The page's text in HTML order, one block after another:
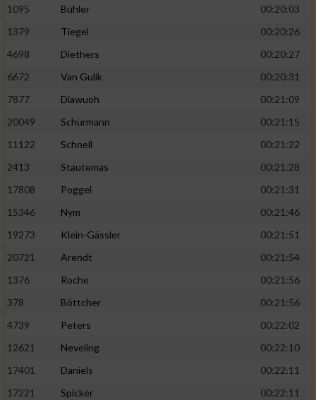
1095
Bühler
00:20:03
1379
Tiegel
00:20:26
4698
Diethers
00:20:27
6672
Van Gulik
00:20:31
7877
Diawuoh
00:21:09
20049
Schürmann
00:21:15
11122
Schnell
00:21:22
2413
Stautemas
00:21:28
17808
Poggel
00:21:31
15346
Nym
00:21:46
19273
Klein-Gässler
00:21:51
20721
Arendt
00:21:54
1376
Roche
00:21:56
378
Böttcher
00:21:56
4739
Peters
00:22:02
12621
Neveling
00:22:10
17401
Daniels
00:22:11
17221
Spicker
00:22:11